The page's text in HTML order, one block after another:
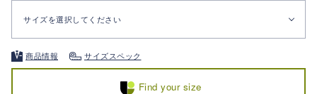
サイズを選択してください
商品情報 サイズスペック
Find your size